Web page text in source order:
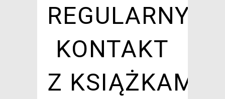
REGULARNY
KONTAKT
Z KSIĄŻKAMI